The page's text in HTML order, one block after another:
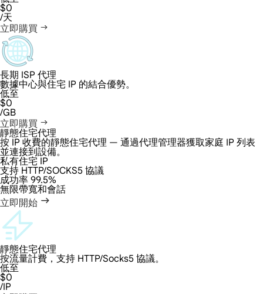
$0
/天
立即購買
長期 ISP 代理
數據中心與住宅 IP 的結合優勢。
低至
$0
/GB
立即購買
靜態住宅代理
按 IP 收費的靜態住宅代理 — 通過代理管理器獲取家庭 IP 列表
並連接到設備。
私有住宅 IP
支持 HTTP/SOCKS5 協議
成功率 99.5%
無限帶寬和會話
立即開始
靜態住宅代理
按流量計費，支持 HTTP/Socks5 協議。
低至
$0
/IP